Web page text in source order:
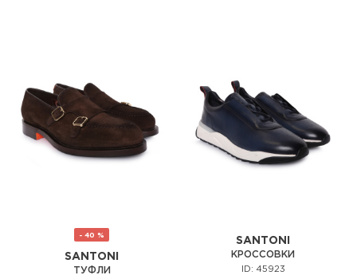
- 40 %
SANTONI
ТУФЛИ
SANTONI
КРОССОВКИ
ID: 45923